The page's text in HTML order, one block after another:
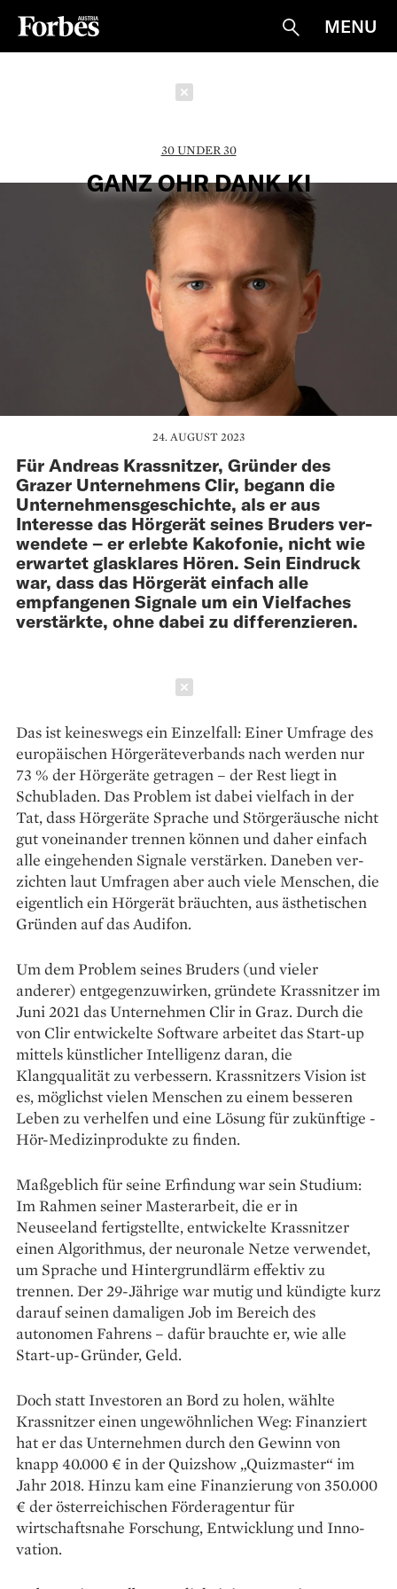
Suche
MENU
30 UNDER 30
GANZ OHR DANK KI
24. AUGUST 2023
Für Andreas Krassnitzer, Gründer des
Grazer Unternehmens Clir, be­gann die
Unternehmens­geschichte, als er aus
Interesse das Hörgerät seines Bruders ver­
wendete – er erlebte Kakofonie, nicht wie
erwartet glasklares Hören. Sein Eindruck
war, dass das Hörgerät einfach alle
empfangenen Signale um ein Viel­faches
verstärkte, ohne dabei zu differenzieren.
Das ist keineswegs ein Einzelfall: Einer Umfrage des
europäischen Hörgeräteverbands nach werden nur
73 % der Hörgeräte getragen – der Rest liegt in
Schubladen. Das Pro­blem ist dabei vielfach in der
Tat, dass Hörgeräte Sprache und Stör­geräusche nicht
gut voneinander trennen können und daher einfach
alle eingehenden Signale verstärken. Daneben ver­
zichten laut Umfragen aber auch viele Menschen, die
eigentlich ein Hörgerät bräuchten, aus ästhetischen
Gründen auf das Audifon.
Um dem Problem seines Bru­ders (und vieler
anderer) ent­­gegen­zuwirken, gründete Krass­nitzer im
Juni 2021 das Unter­nehmen Clir in Graz. Durch die
von Clir entwickelte Software arbeitet das Start-up
mittels künstlicher Intelligenz daran, die
Klangqualität zu verbessern. Krassnitzers Vision ist
es, möglichst vielen Menschen zu einem besseren
Leben zu verhelfen und eine Lösung für zukünftige ­
Hör-Medizinprodukte zu finden.
Maßgeblich für seine Erfindung war sein Studium:
Im Rahmen seiner Masterarbeit, die er in
Neuseeland fertigstellte, entwickelte Krassnitzer
einen Algorithmus, der neuronale Netze verwendet,
um Sprache und Hintergrundlärm effektiv zu
trennen. Der 29-Jährige war mutig und kündigte kurz
darauf seinen damaligen Job im Bereich des
autonomen Fahrens – ­dafür brauchte er, wie alle
Start-up-Gründer, Geld.
Doch statt Investoren an Bord zu holen, wählte
Krassnitzer einen ungewöhnlichen Weg: Finanziert
hat er das Unternehmen durch den Gewinn von
knapp 40.000 € in der Quizshow „Quizmaster“ im
Jahr 2018. Hinzu kam eine Finanzierung von 350.000
€ der österreichischen Förderagentur für
wirtschaftsnahe Forschung, Entwicklung und Inno­
vation.